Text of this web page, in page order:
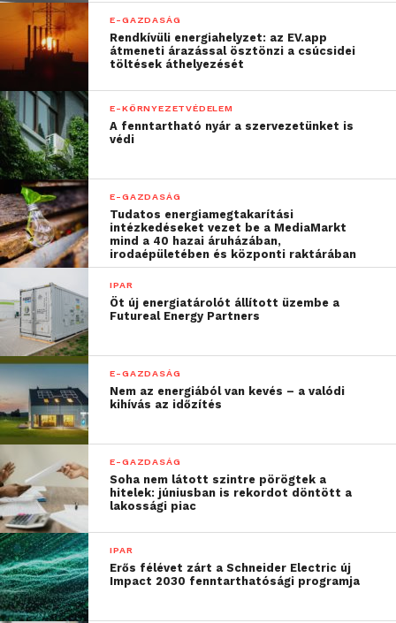
A legjobban teljesítő vállalkozások közel 30%-os
fejlődést is értek el az ügyfélelégedettség növelés
tekintetében, míg a törekvők 19, a túlélők 11, a
leszakadók pedig mindössze 4 százalékosat.
Ráadásul a kutatás eredményei alapján az üzleti
eredményekben is érződik a fogyasztók jobb
kiszolgálása. Az élenjáró cégeknél dolgozók 70
százaléka számolt be arról, hogy az elmúlt két évben
nőtt az értékesítésük, 74 százalék pedig profit
növekedést jelzett.
„A cégvezetők 80
százaléka úgy hiszi, hogy
a lehető legjobb
ügyfélélményt nyújtják,
azonban ezzel a
fogyasztók mindössze 8
százaléka ért egyet.
Napjainkban a legjobb
vállalatok az
ügyfélélményre
fókuszálnak. A
történelemben első
alkalommal az élmény
E-GAZDASÁG
Rendkívüli energiahelyzet: az EV.app
átmeneti árazással ösztönzi a csúcsidei
töltések áthelyezését
E-KÖRNYEZETVÉDELEM
A fenntartható nyár a szervezetünket is
védi
E-GAZDASÁG
Tudatos energiamegtakarítási
intézkedéseket vezet be a MediaMarkt
mind a 40 hazai áruházában,
irodaépületében és központi raktárában
IPAR
Öt új energiatárolót állított üzembe a
Futureal Energy Partners
E-GAZDASÁG
Nem az energiából van kevés – a valódi
kihívás az időzítés
E-GAZDASÁG
Soha nem látott szintre pörögtek a
hitelek: júniusban is rekordot döntött a
lakossági piac
IPAR
Erős félévet zárt a Schneider Electric új
Impact 2030 fenntarthatósági programja